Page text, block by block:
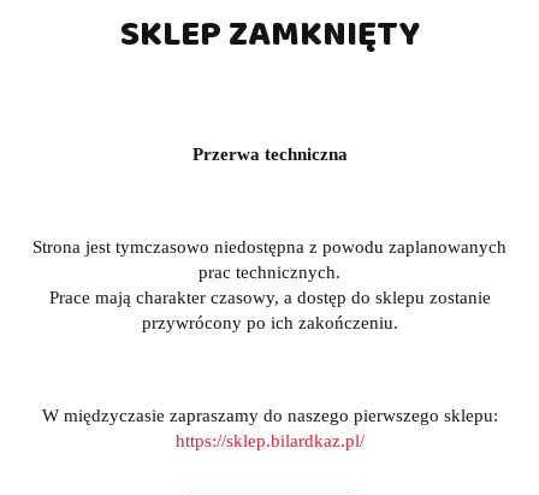
SKLEP ZAMKNIĘTY
Przerwa techniczna
Strona jest tymczasowo niedostępna z powodu zaplanowanych
prac technicznych.
Prace mają charakter czasowy, a dostęp do sklepu zostanie
przywrócony po ich zakończeniu.
W międzyczasie zapraszamy do naszego pierwszego sklepu:
https://sklep.bilardkaz.pl/